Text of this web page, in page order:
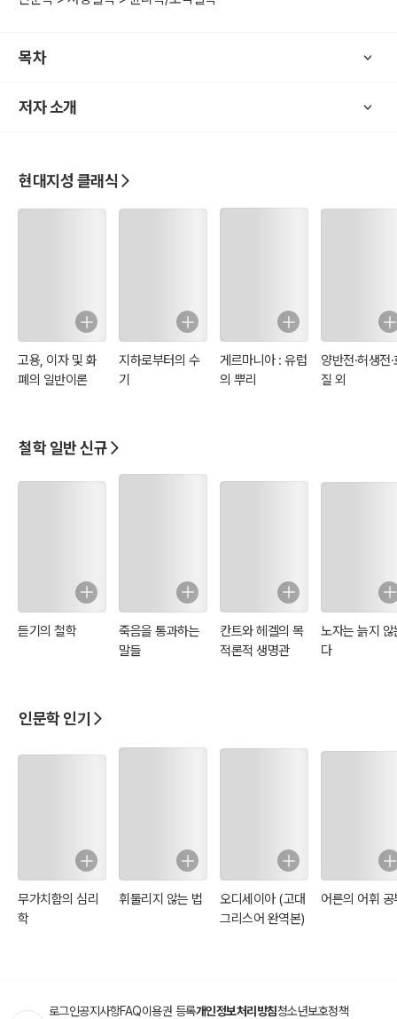
목차
저자 소개
현대지성 클래식
고용, 이자 및 화
폐의 일반이론
지하로부터의 수
기
게르마니아 : 유럽
의 뿌리
양반전·허생전·
질 외
철학 일반 신규
듣기의 철학
죽음을 통과하는
말들
칸트와 헤겔의 목
적론적 생명관
노자는 늙지 않
다
인문학 인기
무가치함의 심리
학
휘둘리지 않는 법
오디세이아 (고대
그리스어 완역본)
어른의 어휘 공
로그인공지사항FAQ이용권 등록개인정보처리방침청소년보호정책